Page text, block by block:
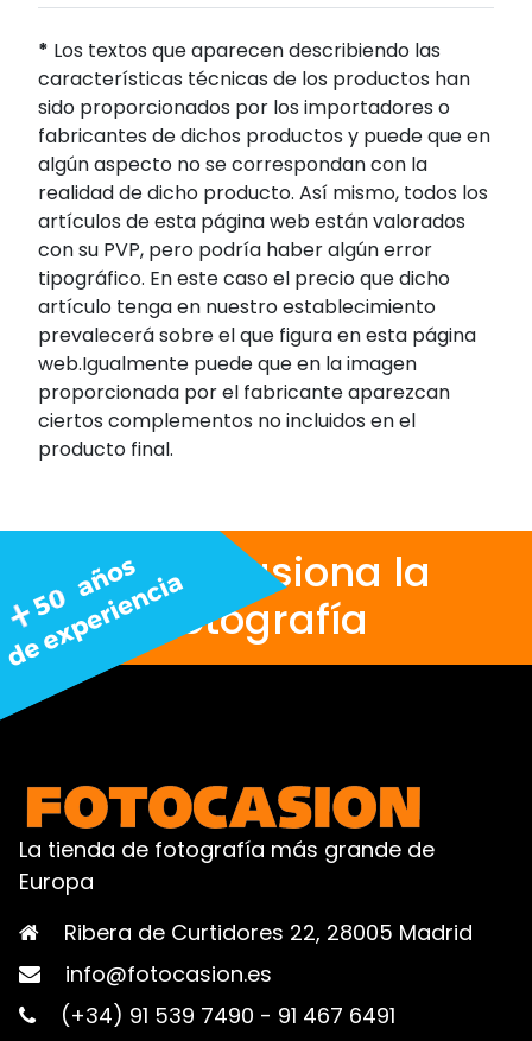
* Los textos que aparecen describiendo las
características técnicas de los productos han
sido proporcionados por los importadores o
fabricantes de dichos productos y puede que en
algún aspecto no se correspondan con la
realidad de dicho producto. Así mismo, todos los
artículos de esta página web están valorados
con su PVP, pero podría haber algún error
tipográfico. En este caso el precio que dicho
artículo tenga en nuestro establecimiento
prevalecerá sobre el que figura en esta página
web.Igualmente puede que en la imagen
proporcionada por el fabricante aparezcan
ciertos complementos no incluidos en el
producto final.
Nos apasiona la
fotografía
La tienda de fotografía más grande de
Europa
Ribera de Curtidores 22, 28005 Madrid
info@fotocasion.es
(+34) 91 539 7490 - 91 467 6491